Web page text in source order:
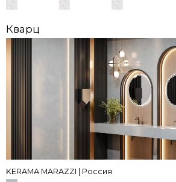
Кварц
KERAMA MARAZZI | Россия